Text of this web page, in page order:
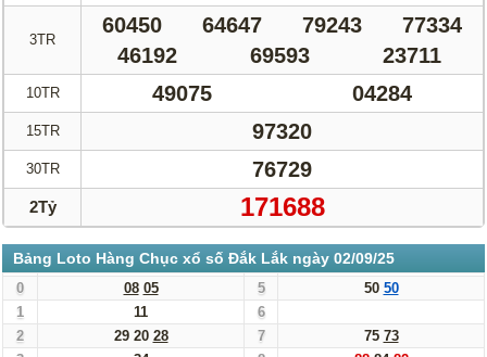
3TR
60450 64647 79243
77334
46192
69593 23711
10TR 49075 04284
15TR 97320
30TR 76729
2Tỷ 171688
Bảng Loto Hàng Chục xổ số Đắk Lắk ngày 02/09/25
0 08 05 5 50 50
1
11
6
2
29 20 28 7 75 73